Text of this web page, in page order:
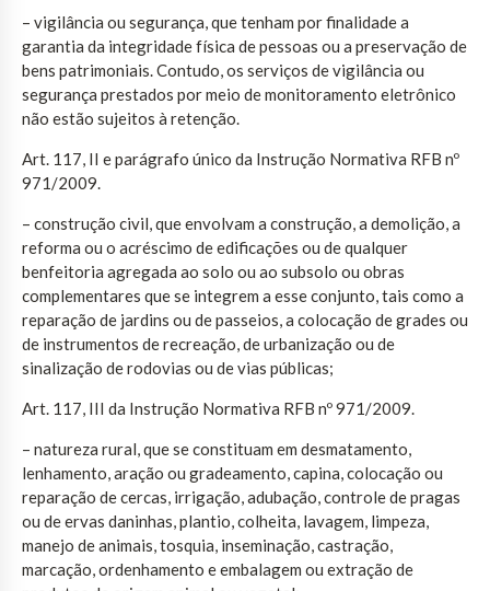
– vigilância ou segurança, que tenham por finalidade a
garantia da integridade física de pessoas ou a preservação de
bens patrimoniais. Contudo, os serviços de vigilância ou
segurança prestados por meio de monitoramento eletrônico
não estão sujeitos à retenção.
Art. 117, II e parágrafo único da Instrução Normativa RFB nº
971/2009.
– construção civil, que envolvam a construção, a demolição, a
reforma ou o acréscimo de edificações ou de qualquer
benfeitoria agregada ao solo ou ao subsolo ou obras
complementares que se integrem a esse conjunto, tais como a
reparação de jardins ou de passeios, a colocação de grades ou
de instrumentos de recreação, de urbanização ou de
sinalização de rodovias ou de vias públicas;
Art. 117, III da Instrução Normativa RFB nº 971/2009.
– natureza rural, que se constituam em desmatamento,
lenhamento, aração ou gradeamento, capina, colocação ou
reparação de cercas, irrigação, adubação, controle de pragas
ou de ervas daninhas, plantio, colheita, lavagem, limpeza,
manejo de animais, tosquia, inseminação, castração,
marcação, ordenhamento e embalagem ou extração de